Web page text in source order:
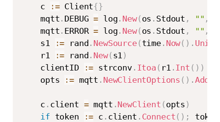
    c
:= Client{}
    mqtt
. DEBUG = log . New( os . Stdout , "" ,
    mqtt
. ERROR = log . New( os . Stdout , "" ,
    s1
:= rand . NewSource( time. Now( ) .
    r1
:= rand . New( s1 )
    clientID
:= strconv. Itoa ( r1 . Int ( ) )
    opts
:= mqtt . NewClientOptions ( ) .
    c
. client = mqtt . NewClient ( opts )
if token := c . client . Connect( ) ; token